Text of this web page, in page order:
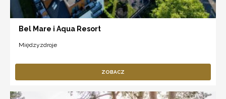
Bel Mare i Aqua Resort
Międzyzdroje
ZOBACZ